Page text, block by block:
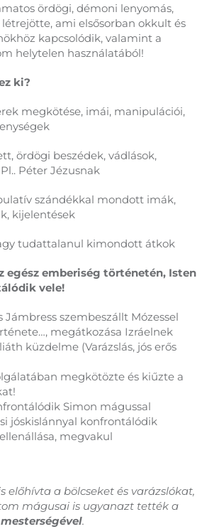
ördögi, démoni lenyomás,
létrejötte, ami elsősorban okkult és
kapcsolódik, valamint a
helytelen használatából!
ki?
megkötése, imái, manipulációi,
ördögi beszédek, vádlások,
Péter Jézusnak
szándékkal mondott imák,
kijelentések
tudattalanul kimondott átkok
egész emberiség történetén, Isten
vele!
Jámbress szembeszállt Mózessel
megátkozása Izráelnek
küzdelme (Varázslás, jós erős
megkötözte és kiűzte a
Simon mágussal
jóskislánnyal konfrontálódik
megvakul
előhívta a bölcseket és varázslókat,
mágusai is ugyanazt tették a
.